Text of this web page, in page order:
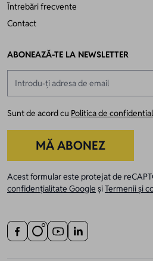
Întrebări frecvente
Contact
ABONEAZĂ-TE LA NEWSLETTER
Sunt de acord cu Politica de
MĂ ABONEZ
Acest formular este protejat de
confidențialitate Google șiTermenii și